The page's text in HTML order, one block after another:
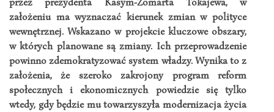
założeniu ma wyznaczać kierunek zmian w polityce
wewnętrznej. Wskazano w projekcie kluczowe obszary,
w których planowane są zmiany. Ich przeprowadzenie
powinno zdemokratyzować system władzy. Wynika to z
założenia, że szeroko zakrojony program reform
społecznych i ekonomicznych powiedzie się tylko
wtedy, gdy będzie mu towarzyszyła modernizacja życia